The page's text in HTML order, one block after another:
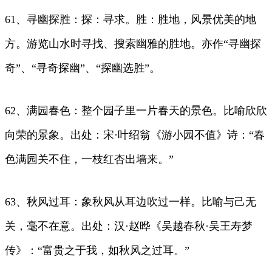
61、寻幽探胜：探：寻求。胜：胜地，风景优美的地
方。游览山水时寻找、搜索幽雅的胜地。亦作“寻幽探
奇”、“寻奇探幽”、“探幽选胜”。
62、满园春色：整个园子里一片春天的景色。比喻欣欣
向荣的景象。出处：宋·叶绍翁《游小园不值》诗：“春
色满园关不住，一枝红杏出墙来。”
63、秋风过耳：象秋风从耳边吹过一样。比喻与己无
关，毫不在意。出处：汉·赵晔《吴越春秋·吴王寿梦
传》：“富贵之于我，如秋风之过耳。”